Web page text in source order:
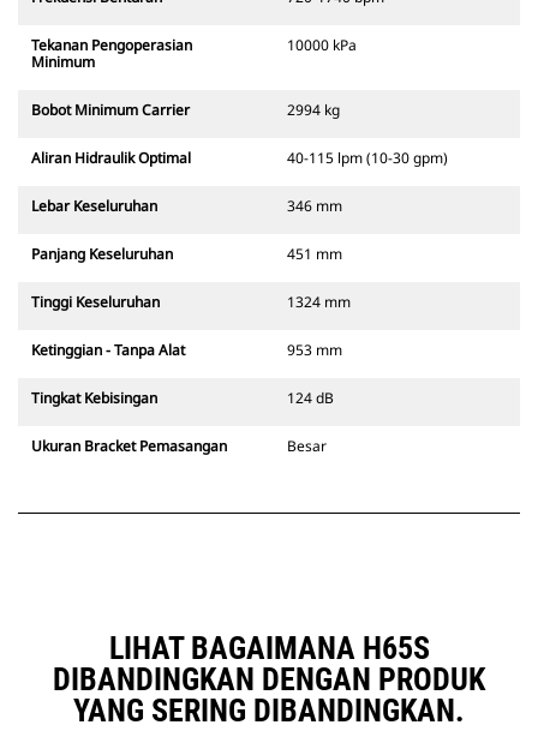
Tekanan Pengoperasian
Minimum
10000 kPa
Bobot Minimum Carrier 2994 kg
Aliran Hidraulik Optimal 40-115 lpm (10-30 gpm)
Lebar Keseluruhan 346 mm
Panjang Keseluruhan 451 mm
Tinggi Keseluruhan 1324 mm
Ketinggian - Tanpa Alat 953 mm
Tingkat Kebisingan 124 dB
Ukuran Bracket Pemasangan Besar
LIHAT BAGAIMANA H65S
DIBANDINGKAN DENGAN PRODUK
YANG SERING DIBANDINGKAN.